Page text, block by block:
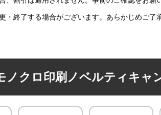
・終了する場合がございます。あらかじめご了
ノクロ印刷ノベルティキャ